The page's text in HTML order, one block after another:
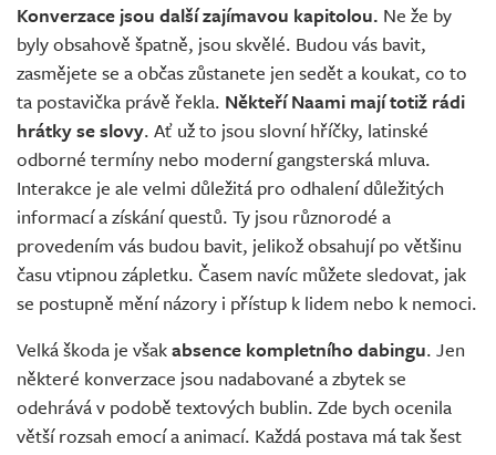
Konverzace jsou další zajímavou kapitolou. Ne že by
byly obsahově špatně, jsou skvělé. Budou vás bavit,
zasmějete se a občas zůstanete jen sedět a koukat, co to
ta postavička právě řekla. Někteří Naami mají totiž rádi
hrátky se slovy. Ať už to jsou slovní hříčky, latinské
odborné termíny nebo moderní gangsterská mluva.
Interakce je ale velmi důležitá pro odhalení důležitých
informací a získání questů. Ty jsou různorodé a
provedením vás budou bavit, jelikož obsahují po většinu
času vtipnou zápletku. Časem navíc můžete sledovat, jak
se postupně mění názory i přístup k lidem nebo k nemoci.
Velká škoda je všakabsence kompletního dabingu. Jen
některé konverzace jsou nadabované a zbytek se
odehrává v podobě textových bublin. Zde bych ocenila
větší rozsah emocí a animací. Každá postava má tak šest